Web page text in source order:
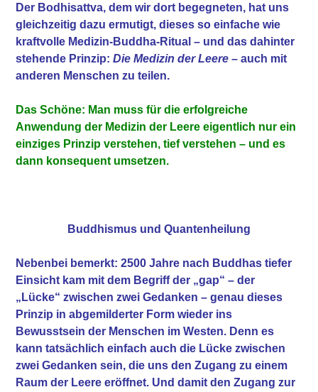
Der Bodhisattva, dem wir dort begegneten, hat uns
gleichzeitig dazu ermutigt, dieses so einfache wie
kraftvolle Medizin-Buddha-Ritual – und das dahinter
stehende Prinzip:Die Medizin der Leere – auch mit
anderen Menschen zu teilen.
Das Schöne: Man muss für die erfolgreiche
Anwendung der Medizin der Leere eigentlich nur ein
einziges Prinzip verstehen, tief verstehen – und es
dann konsequent umsetzen.
Buddhismus und Quantenheilung
Nebenbei bemerkt: 2500 Jahre nach Buddhas tiefer
Einsicht kam mit dem Begriff der „gap“ – der
„Lücke“ zwischen zwei Gedanken – genau dieses
Prinzip in abgemilderter Form wieder ins
Bewusstsein der Menschen im Westen. Denn es
kann tatsächlich einfach auch die Lücke zwischen
zwei Gedanken sein, die uns den Zugang zu einem
Raum der Leere eröffnet. Und damit den Zugang zur